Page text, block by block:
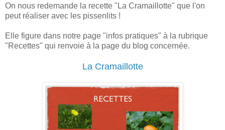
On nous redemande la recette "La Cramaillotte" que l'on
peut réaliser avec les pissenlits !
Elle figure dans notre page "infos pratiques" à la rubrique
"Recettes" qui renvoie à la page du blog concernée.
La Cramaillotte